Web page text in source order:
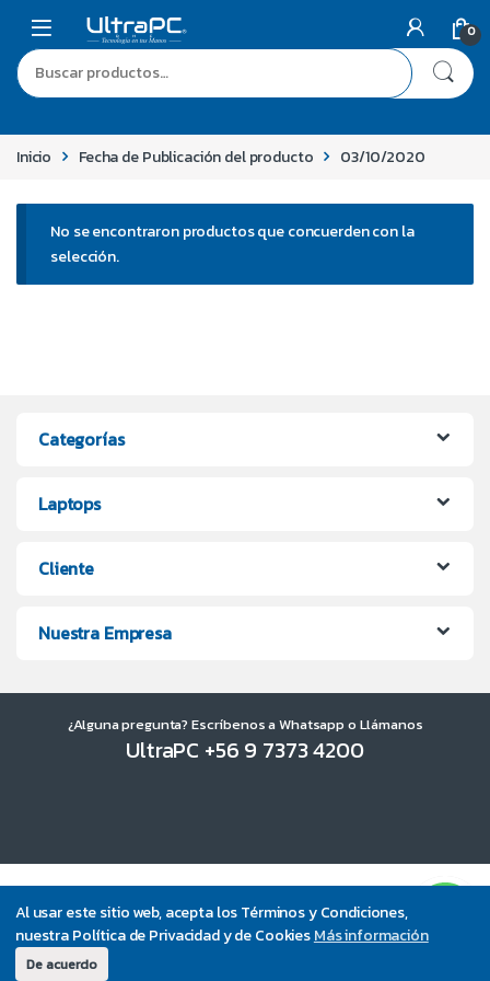
Al usar este sitio web, acepta los Términos y Condiciones,
nuestra Política de Privacidad y de CookiesMás información
De acuerdo
0
Inicio Fecha de Publicación del producto 03/10/2020
No se encontraron productos que concuerden con la
selección.
Categorías
Laptops
Cliente
Nuestra Empresa
¿Alguna pregunta? Escríbenos a Whatsapp o Llámanos
UltraPC +56 9 7373 4200